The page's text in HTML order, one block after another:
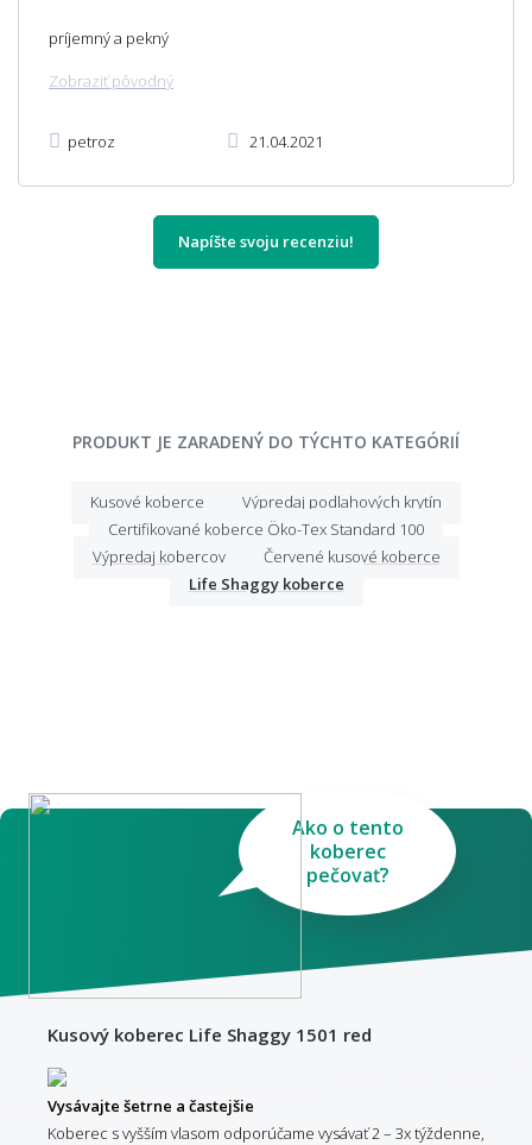
príjemný a pekný
Zobraziť pôvodný
petroz 21.04.2021
Napíšte svoju recenziu!
PRODUKT JE ZARADENÝ DO TÝCHTO KATEGÓRIÍ
Kusové koberce
Výpredaj podlahových krytín
Certifikované koberce Öko-Tex Standard 100
Výpredaj kobercov
Červené kusové koberce
Life Shaggy koberce
Ako o tento
koberec
pečovať?
Kusový koberec Life Shaggy 1501 red
Vysávajte šetrne a častejšie
Koberec s vyšším vlasom odporúčame vysávať 2 – 3x týždenne,